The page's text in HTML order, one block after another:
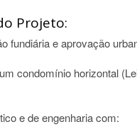
Projeto:
fundiária e aprovação
condomínio horizontal
e de engenharia com: